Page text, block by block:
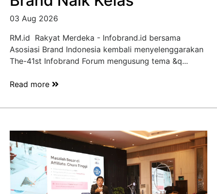
03 Aug 2026
RM.id Rakyat Merdeka - Infobrand.id bersama
Asosiasi Brand Indonesia kembali menyelenggarakan
The-41st Infobrand Forum mengusung tema &q...
Read more